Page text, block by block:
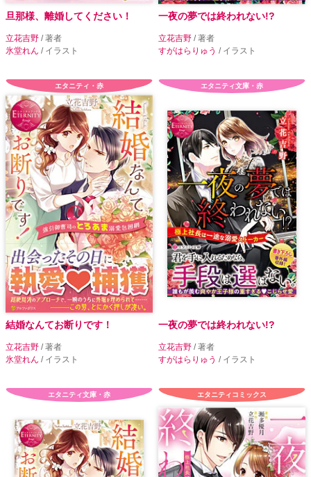
旦那様、離婚してください！
立花吉野 / 著者
氷堂れん / イラスト
一夜の夢では終われない!?
立花吉野 / 著者
すがはらりゅう / イラスト
エタニティ・赤
結婚なんてお断りです！
立花吉野 / 著者
氷堂れん / イラスト
エタニティ文庫・赤
一夜の夢では終われない!?
立花吉野 / 著者
すがはらりゅう / イラスト
エタニティ文庫・赤 エタニティコミックス